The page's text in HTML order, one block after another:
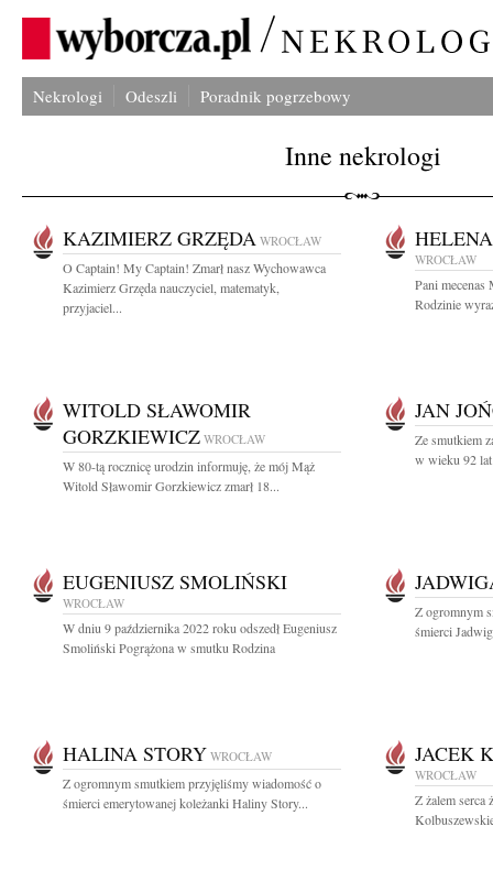
Nekrologi Odeszli Poradnik pogrzebowy
Inne nekrologi
KAZIMIERZ GRZĘDA WROCŁAW
O Captain! My Captain! Zmarł nasz Wychowawca
Kazimierz Grzęda nauczyciel, matematyk,
przyjaciel...
WROCŁAW
Pani mecenas
Rodzinie
WITOLD SŁAWOMIR
GORZKIEWICZ WROCŁAW
W 80-tą rocznicę urodzin informuję, że mój Mąż
Witold Sławomir Gorzkiewicz zmarł 18...
JAN
Ze smutkiem
w wieku 92 lat
EUGENIUSZ SMOLIŃSKI
WROCŁAW
W dniu 9 października 2022 roku odszedł Eugeniusz
Smoliński Pogrążona w smutku Rodzina
Z ogromnym
śmierci
HALINA STORY WROCŁAW
Z ogromnym smutkiem przyjęliśmy wiadomość o
śmierci emerytowanej koleżanki Haliny Story...
JACEK
WROCŁAW
Z żalem serca